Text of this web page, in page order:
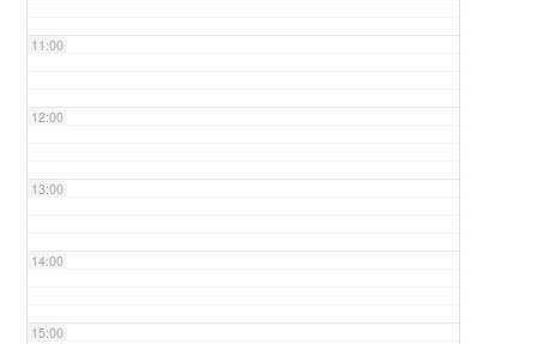
11:00
12:00
13:00
14:00
15:00